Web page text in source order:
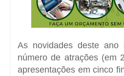
As novidades deste
número de atrações (em
apresentações em cinco